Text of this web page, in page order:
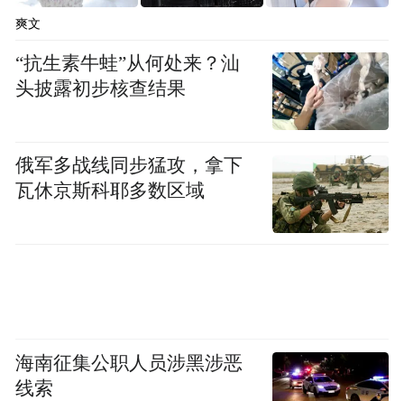
爽文
“抗生素牛蛙”从何处来？汕
头披露初步核查结果
俄军多战线同步猛攻，拿下
瓦休京斯科耶多数区域
海南征集公职人员涉黑涉恶
线索